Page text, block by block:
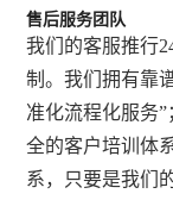
售后服务团队
我们的客服推行
制。我们拥有靠
准化流程化服务
全的客户培训体
系，只要是我们